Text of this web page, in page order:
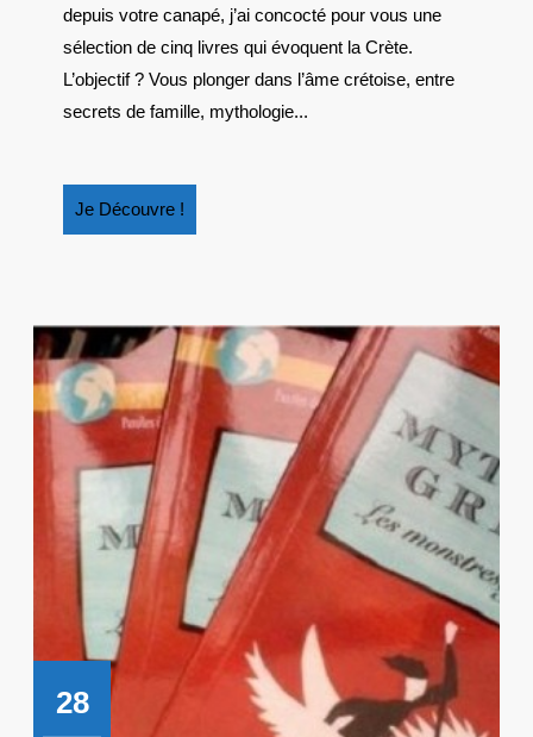
ENVIE
DE
VOYAGER
depuis votre canapé, j’ai concocté pour vous une
sélection de cinq livres qui évoquent la Crète.
L’objectif ? Vous plonger dans l’âme crétoise, entre
secrets de famille, mythologie...
Je Découvre !
Découvre
28